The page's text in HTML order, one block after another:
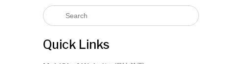
Quick Links